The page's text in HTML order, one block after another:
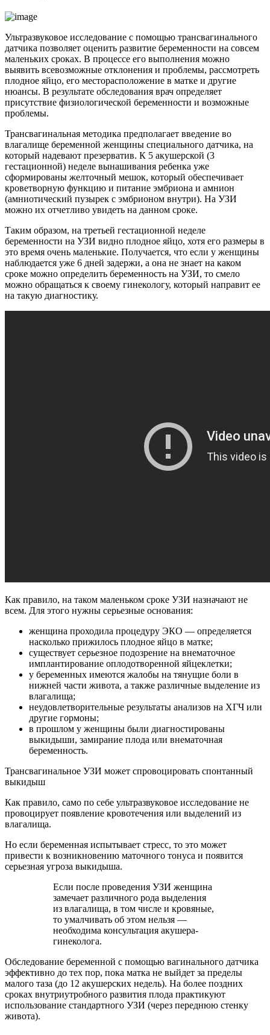
Ультразвуковое исследование с помощью трансвагинального
датчика позволяет оценить развитие беременности на совсем
маленьких сроках. В процессе его выполнения можно
выявить всевозможные отклонения и проблемы, рассмотреть
плодное яйцо, его месторасположение в матке и другие
нюансы. В результате обследования врач определяет
присутствие физиологической беременности и возможные
проблемы.
Трансвагинальная методика предполагает введение во
влагалище беременной женщины специального датчика, на
который надевают презерватив. К 5 акушерской (3
гестационной) неделе вынашивания ребенка уже
сформированы желточный мешок, который обеспечивает
кроветворную функцию и питание эмбриона и амнион
(амниотический пузырек с эмбрионом внутри). На УЗИ
можно их отчетливо увидеть на данном сроке.
Таким образом, на третьей гестационной неделе
беременности на УЗИ видно плодное яйцо, хотя его размеры в
это время очень маленькие. Получается, что если у женщины
наблюдается уже 6 дней задержи, а она не знает на каком
сроке можно определить беременность на УЗИ, то смело
можно обращаться к своему гинекологу, который направит ее
на такую диагностику.
Как правило, на таком маленьком сроке УЗИ назначают не
всем. Для этого нужны серьезные основания:
женщина проходила процедуру ЭКО — определяется
насколько прижилось плодное яйцо в матке;
существует серьезное подозрение на внематочное
имплантирование оплодотворенной яйцеклетки;
у беременных имеются жалобы на тянущие боли в
нижней части живота, а также различные выделение из
влагалища;
неудовлетворительные результаты анализов на ХГЧ или
другие гормоны;
в прошлом у женщины были диагностированы
выкидыши, замирание плода или внематочная
беременность.
Трансвагинальное УЗИ может спровоцировать спонтанный
выкидыш
Как правило, само по себе ультразвуковое исследование не
провоцирует появление кровотечения или выделений из
влагалища.
Но если беременная испытывает стресс, то это может
привести к возникновению маточного тонуса и появится
серьезная угроза выкидыша.
Если после проведения УЗИ женщина
замечает различного рода выделения
из влагалища, в том числе и кровяные,
то умалчивать об этом нельзя —
необходима консультация акушера-
гинеколога.
Обследование беременной с помощью вагинального датчика
эффективно до тех пор, пока матка не выйдет за пределы
малого таза (до 12 акушерских недель). На более поздних
сроках внутриутробного развития плода практикуют
использование стандартного УЗИ (через переднюю стенку
живота).